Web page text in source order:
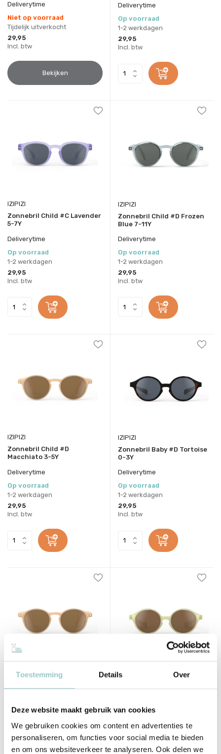
Toestemming Details Over
Deze website maakt gebruik van cookies
We gebruiken cookies om content en advertenties te
personaliseren, om functies voor social media te bieden
en om ons websiteverkeer te analyseren. Ook delen we
Deliverytime
Niet op voorraad
Tijdelijk uitverkocht
29,95
Incl. btw
Bekijken
Deliverytime
Op voorraad
1-2 werkdagen
29,95
Incl. btw
IZIPIZI
Zonnebril Child #C Lavender
5-7Y
Deliverytime
Op voorraad
1-2 werkdagen
29,95
Incl. btw
IZIPIZI
Zonnebril Child #D Frozen
Blue 7-11Y
Deliverytime
Op voorraad
1-2 werkdagen
29,95
Incl. btw
IZIPIZI
Zonnebril Child #D
Macchiato 3-5Y
Deliverytime
Op voorraad
1-2 werkdagen
29,95
Incl. btw
IZIPIZI
Zonnebril Baby #D Tortoise
0-3Y
Deliverytime
Op voorraad
1-2 werkdagen
29,95
Incl. btw
IZIPIZI
Macchiato 5-7Y
Deliverytime
1-2 werkdagen
29,95
Incl. btw
IZIPIZI
3Y
Deliverytime
Tijdelijk uitverkocht
29,95
Incl. btw